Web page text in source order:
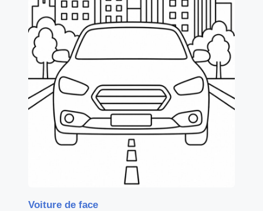
Voiture de face